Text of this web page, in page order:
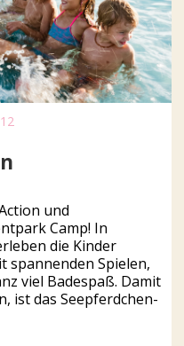
und
Camp! In
die Kinder
spannenden Spielen,
viel Badespaß. Damit
ist das Seepferdchen-